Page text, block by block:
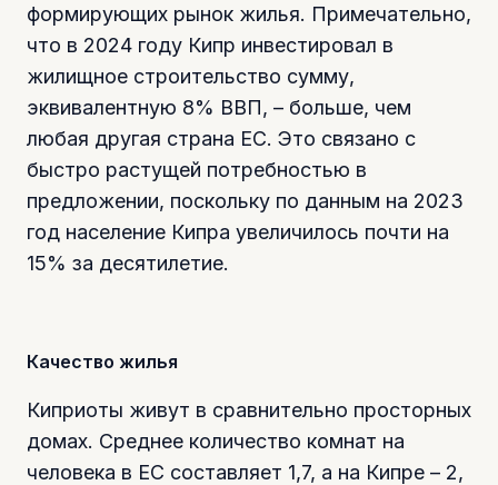
формирующих рынок жилья. Примечательно,
что в 2024 году Кипр инвестировал в
жилищное строительство сумму,
эквивалентную 8% ВВП, – больше, чем
любая другая страна ЕС. Это связано с
быстро растущей потребностью в
предложении, поскольку по данным на 2023
год население Кипра увеличилось почти на
15% за десятилетие.
Качество жилья
Киприоты живут в сравнительно просторных
домах. Среднее количество комнат на
человека в ЕС составляет 1,7, а на Кипре – 2,